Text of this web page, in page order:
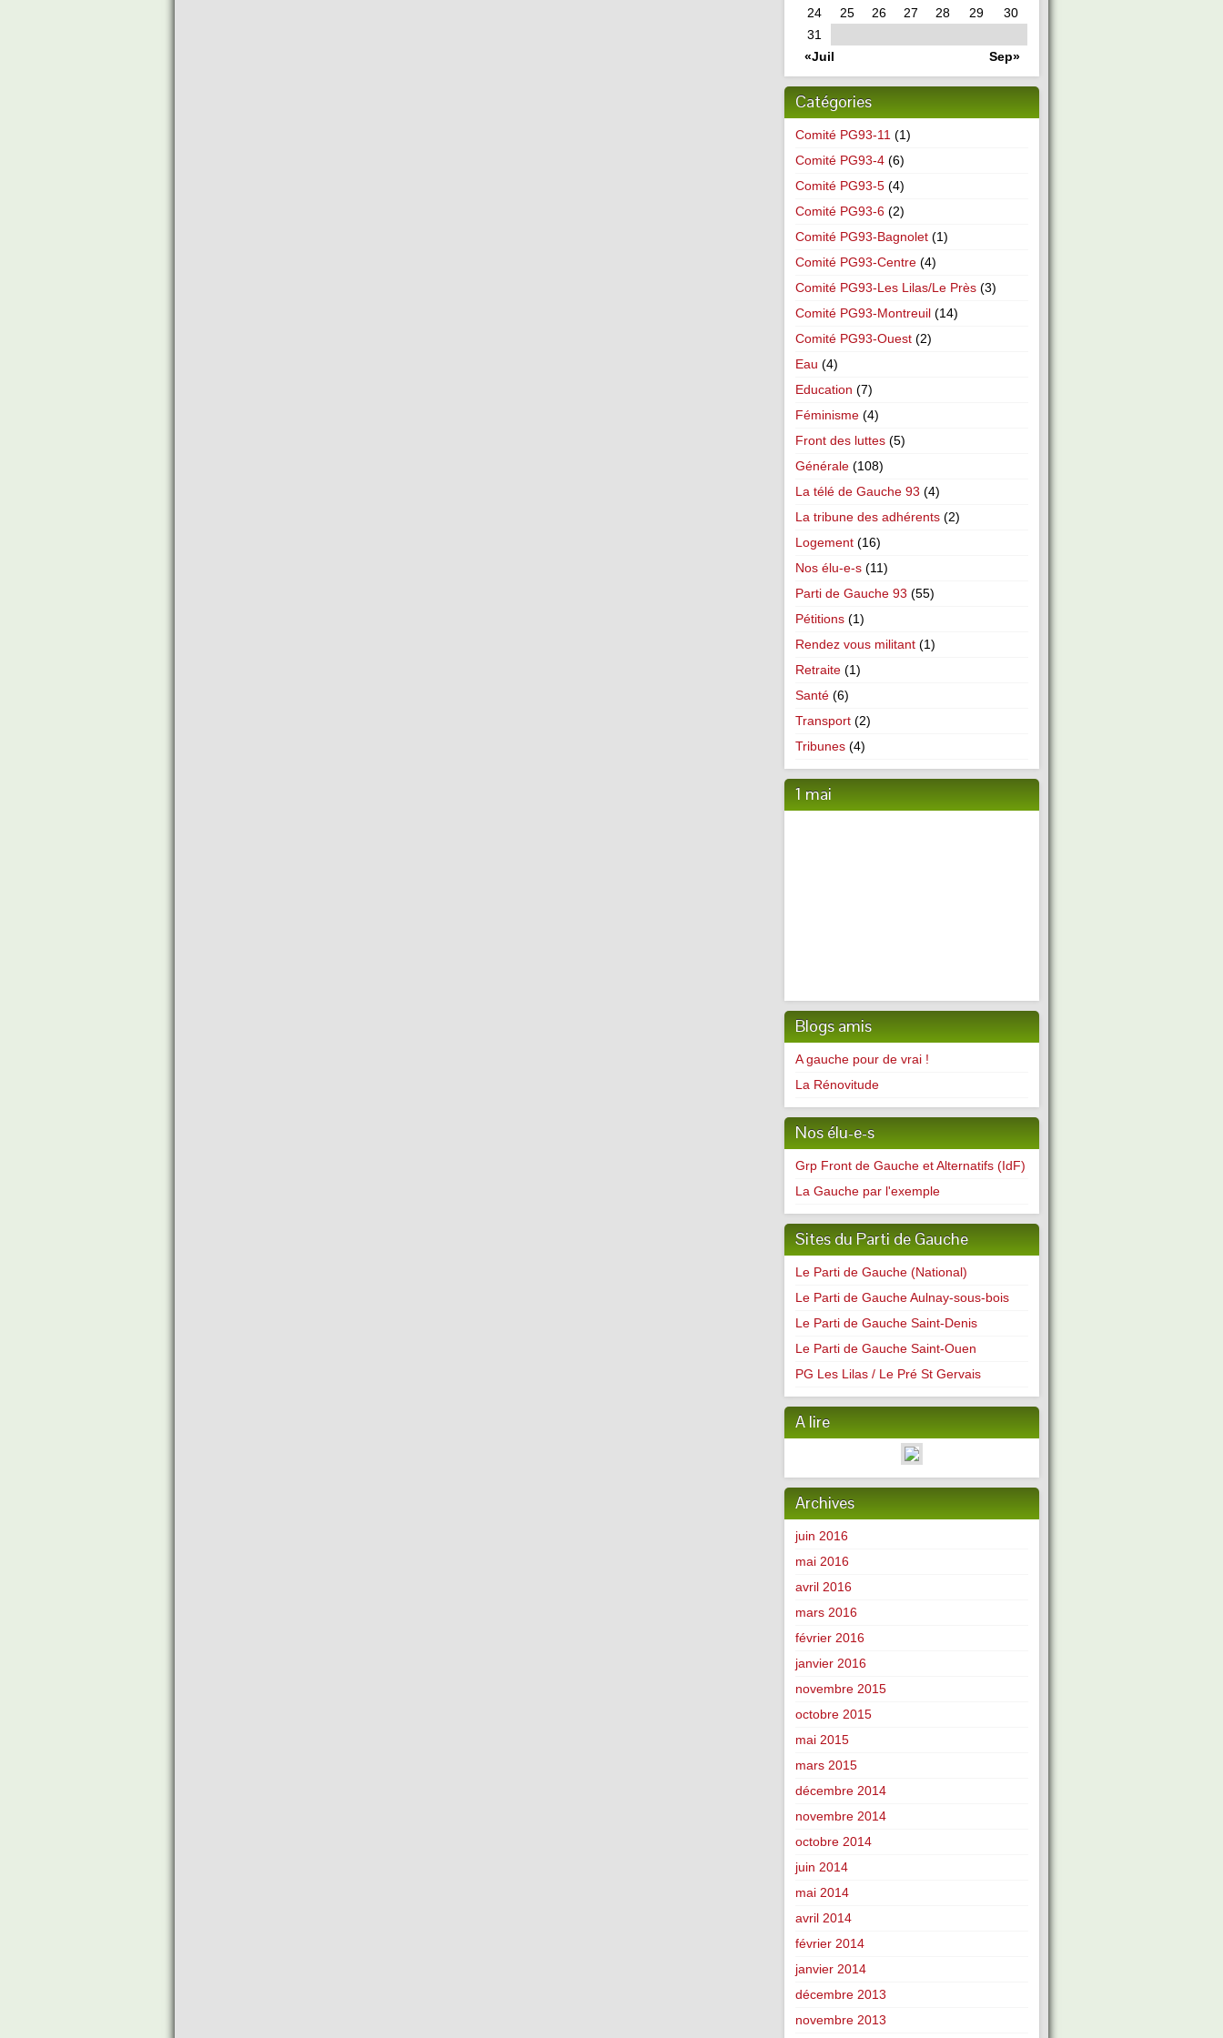
«Juil Sep»
24
25 26 27 28 29
30
31
Catégories
Comité PG93-11 (1)
Comité PG93-4 (6)
Comité PG93-5 (4)
Comité PG93-6 (2)
Comité PG93-Bagnolet (1)
Comité PG93-Centre (4)
Comité PG93-Les Lilas/Le Près (3)
Comité PG93-Montreuil (14)
Comité PG93-Ouest (2)
Eau (4)
Education (7)
Féminisme (4)
Front des luttes (5)
Générale (108)
La télé de Gauche 93 (4)
La tribune des adhérents (2)
Logement (16)
Nos élu-e-s (11)
Parti de Gauche 93 (55)
Pétitions (1)
Rendez vous militant (1)
Retraite (1)
Santé (6)
Transport (2)
Tribunes (4)
1 mai
Blogs amis
A gauche pour de vrai !
La Rénovitude
Nos élu-e-s
Grp Front de Gauche et Alternatifs (IdF)
La Gauche par l'exemple
Sites du Parti de Gauche
Le Parti de Gauche (National)
Le Parti de Gauche Aulnay-sous-bois
Le Parti de Gauche Saint-Denis
Le Parti de Gauche Saint-Ouen
PG Les Lilas / Le Pré St Gervais
A lire
Archives
juin 2016
mai 2016
avril 2016
mars 2016
février 2016
janvier 2016
novembre 2015
octobre 2015
mai 2015
mars 2015
décembre 2014
novembre 2014
octobre 2014
juin 2014
mai 2014
avril 2014
février 2014
janvier 2014
décembre 2013
novembre 2013